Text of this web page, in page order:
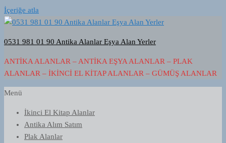
İçeriğe atla
0531 981 01 90 Antika Alanlar Eşya Alan Yerler
ANTIKA ALANLAR – ANTIKA EŞYA ALANLAR – PLAK
ALANLAR – İKINCI EL KITAP ALANLAR – GÜMÜŞ ALANLAR
Menü
İkinci El Kitap Alanlar
Antika Alım Satım
Plak Alanlar